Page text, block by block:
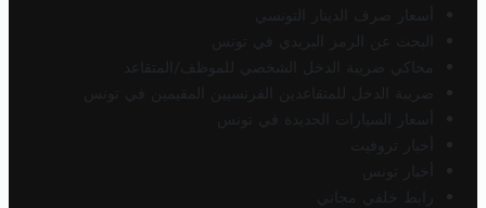
أسعار صرف الدينار التونسي
البحث عن الرمز البريدي في تونس
محاكي ضريبة الدخل الشخصي للموظف/المتقاعد
ضريبة الدخل للمتقاعدين الفرنسيين المقيمين في تونس
أسعار السيارات الجديدة في تونس
أخبار تروفيت
أخبار تونس
رابط خلفي مجاني